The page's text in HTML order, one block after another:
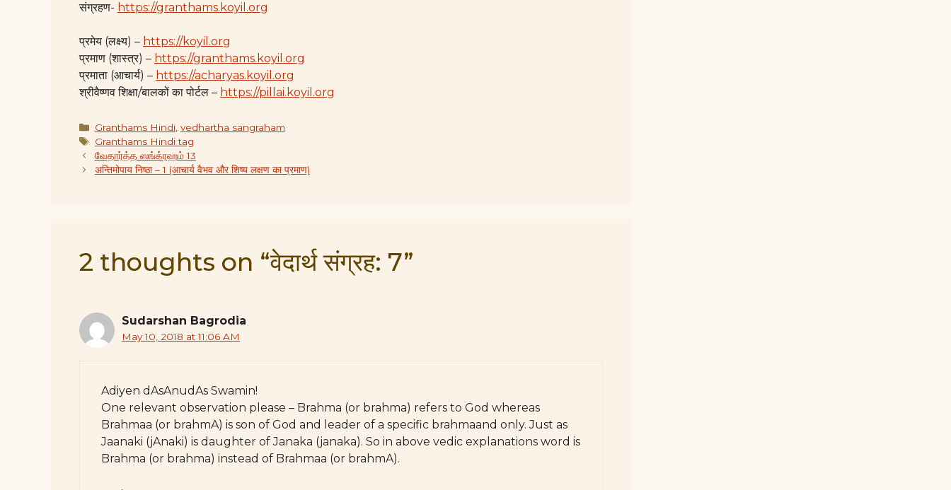
संग्रहण- https://granthams.koyil.org
प्रमेय (लक्ष्य) – https://koyil.org
प्रमाण (शास्त्र) – https://granthams.koyil.org
प्रमाता (आचार्य) – https://acharyas.koyil.org
श्रीवैष्णव शिक्षा/बालकों का पोर्टल – https://pillai.koyil.org
Categories
Granthams Hindi, vedhartha sangraham
Tags
Granthams Hindi tag
வேதார்த்த ஸங்க்ரஹம் 13
अन्तिमोपाय निष्ठा – 1 (आचार्य वैभव और शिष्य लक्षण का प्रमाण)
2 thoughts on “वेदार्थ संग्रह: 7”
Sudarshan Bagrodia
May 10, 2018 at 11:06 AM
Adiyen dAsAnudAs Swamin!
One relevant observation please – Brahma (or brahma) refers to God whereas
Brahmaa (or brahmA) is son of God and leader of a specific brahmaand only. Just as
Jaanaki (jAnaki) is daughter of Janaka (janaka). So in above vedic explanations word is
Brahma (or brahma) instead of Brahmaa (or brahmA).